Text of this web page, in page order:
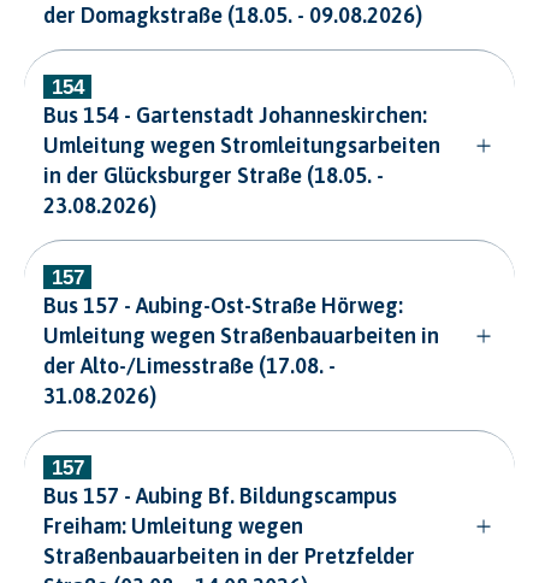
der Domagkstraße (18.05. - 09.08.2026)
Bus 154 - Gartenstadt Johanneskirchen:
Umleitung wegen Stromleitungsarbeiten
in der Glücksburger Straße (18.05. -
23.08.2026)
Bus 157 - Aubing-Ost-Straße Hörweg:
Umleitung wegen Straßenbauarbeiten in
der Alto-/Limesstraße (17.08. -
31.08.2026)
Bus 157 - Aubing Bf. Bildungscampus
Freiham: Umleitung wegen
Straßenbauarbeiten in der Pretzfelder